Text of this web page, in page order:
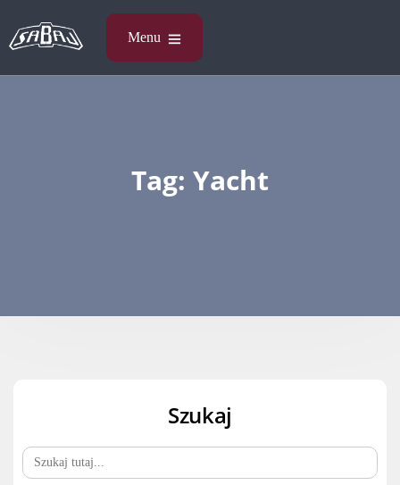
Tag: Yacht
Szukaj
Search
for: